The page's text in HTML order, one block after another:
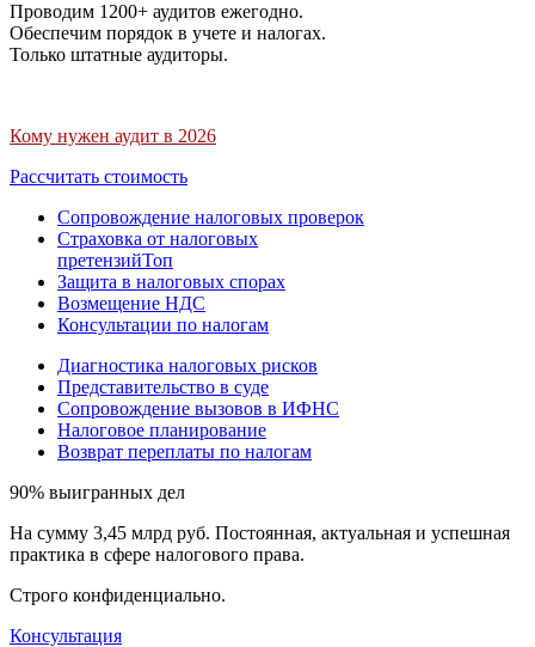
Проводим 1200+ аудитов ежегодно.
Обеспечим порядок в учете и налогах.
Только штатные аудиторы.
Кому нужен аудит в 2026
Рассчитать стоимость
Сопровождение налоговых проверок
Страховка от налоговых
претензийТоп
Защита в налоговых спорах
Возмещение НДС
Консультации по налогам
Диагностика налоговых рисков
Представительство в суде
Сопровождение вызовов в ИФНС
Налоговое планирование
Возврат переплаты по налогам
90% выигранных дел
На сумму 3,45 млрд руб. Постоянная, актуальная и успешная
практика в сфере налогового права.
Строго конфиденциально.
Консультация